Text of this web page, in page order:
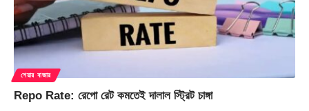
শেয়ার বাজার
Repo Rate: রেপো রেট কমতেই দালাল স্ট্রিট চাঙ্গা